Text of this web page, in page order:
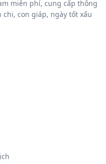
miễn phí, cung cấp thông
con giáp, ngày tốt xấu